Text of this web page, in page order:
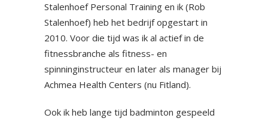
Stalenhoef Personal Training en ik (Rob
Stalenhoef) heb het bedrijf opgestart in
2010. Voor die tijd was ik al actief in de
fitnessbranche als fitness- en
spinninginstructeur en later als manager bij
Achmea Health Centers (nu Fitland).
Ook ik heb lange tijd badminton gespeeld